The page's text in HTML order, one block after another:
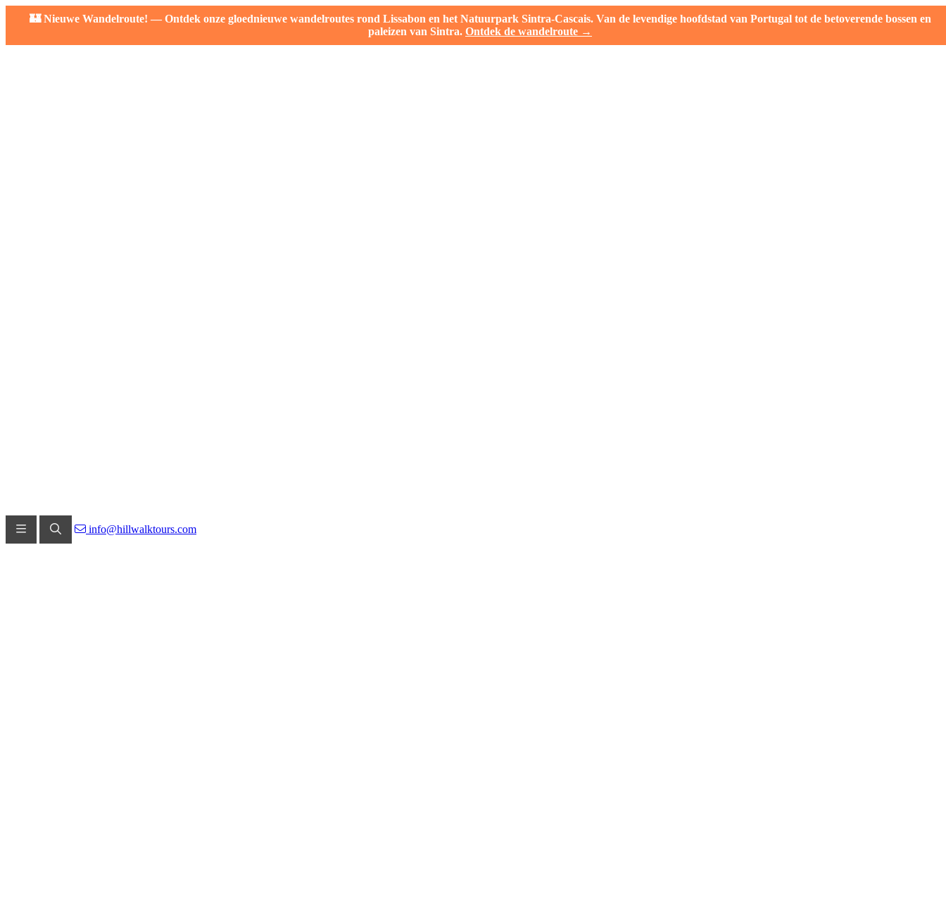
🏰 Nieuwe Wandelroute! — Ontdek onze gloednieuwe wandelroutes rond Lissabon en het Natuurpark Sintra-Cascais. Van de levendige hoofdstad van Portugal tot de betoverende bossen en
paleizen van Sintra. Ontdek de wandelroute →
info@hillwalktours.com